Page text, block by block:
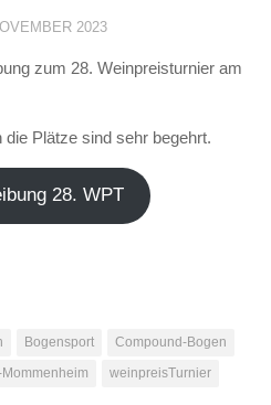
2023
zum 28. Weinpreisturnier am
Plätze sind sehr begehrt.
28. WPT
Bogensport
Compound-Bogen
Mommenheim weinpreisTurnier